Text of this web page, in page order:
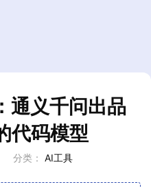
义千问出品
代码模型
分类： AI工具